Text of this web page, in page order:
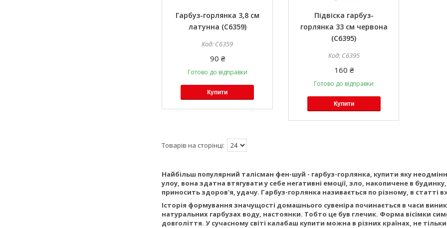
Гарбуз-горлянка 3,8 см
латунна (C6359)
C6359
90 ₴
Готово до відправки
Купити
Підвіска гарбуз-
горлянка 33 см червона
(C6395)
C6395
160 ₴
Готово до відправки
Купити
Найбільш популярний талісман фен-шуй - гарбуз-горлянка, купити яку
улоу, вона здатна втягувати у себе негативні емоції, зло, накопичене в
приносить здоров'я, удачу. Гарбуз-горлянка називається по різному, в статті
Історія формування значущості домашнього сувеніра починається в часи
натуральних гарбузах воду, настоянки. Тобто це був глечик. Форма вісімки
довголіття. У сучасному світі калабаш купити можна в різних країнах, не тільки